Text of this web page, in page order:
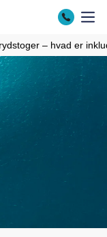
– hvad er